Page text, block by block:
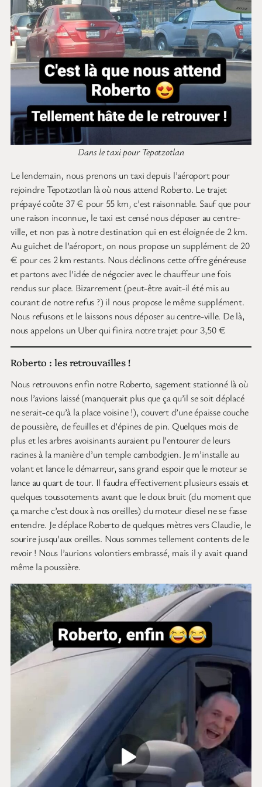
Dans le taxi pour Tepotzotlan
Le lendemain, nous prenons un taxi depuis l’aéroport pour
rejoindre Tepotzotlan là où nous attend Roberto. Le trajet
prépayé coûte 37 € pour 55 km, c’est raisonnable. Sauf que pour
une raison inconnue, le taxi est censé nous déposer au centre-
ville, et non pas à notre destination qui en est éloignée de 2 km.
Au guichet de l’aéroport, on nous propose un supplément de 20
€ pour ces 2 km restants. Nous déclinons cette offre généreuse
et partons avec l’idée de négocier avec le chauffeur une fois
rendus sur place. Bizarrement (peut-être avait-il été mis au
courant de notre refus ?) il nous propose le même supplément.
Nous refusons et le laissons nous déposer au centre-ville. De là,
nous appelons un Uber qui finira notre trajet pour 3,50 €
Roberto : les retrouvailles !
Nous retrouvons enfin notre Roberto, sagement stationné là où
nous l’avions laissé (manquerait plus que ça qu’il se soit déplacé
ne serait-ce qu’à la place voisine !), couvert d’une épaisse couche
de poussière, de feuilles et d’épines de pin. Quelques mois de
plus et les arbres avoisinants auraient pu l’entourer de leurs
racines à la manière d’un temple cambodgien. Je m’installe au
volant et lance le démarreur, sans grand espoir que le moteur se
lance au quart de tour. Il faudra effectivement plusieurs essais et
quelques toussotements avant que le doux bruit (du moment que
ça marche c’est doux à nos oreilles) du moteur diesel ne se fasse
entendre. Je déplace Roberto de quelques mètres vers Claudie, le
sourire jusqu’aux oreilles. Nous sommes tellement contents de le
revoir ! Nous l’aurions volontiers embrassé, mais il y avait quand
même la poussière.